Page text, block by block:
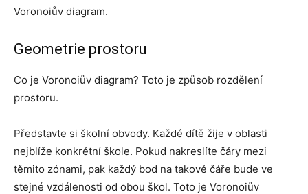
Voronoiův diagram.
Geometrie prostoru
Co je Voronoiův diagram? Toto je způsob rozdělení
prostoru.
Představte si školní obvody. Každé dítě žije v oblasti
nejblíže konkrétní škole. Pokud nakreslíte čáry mezi
těmito zónami, pak každý bod na takové čáře bude ve
stejné vzdálenosti od obou škol. Toto je Voronoiův